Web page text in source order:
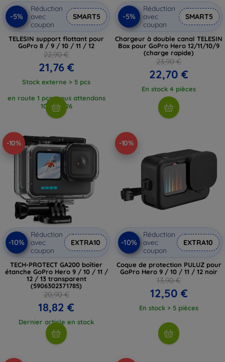
-5%
Réduction
avec
coupon
SMART5
TELESIN support flottant pour
GoPro 8 / 9 / 10 / 11 / 12
22,90 €
21,76 €
Stock externe > 5 pcs
en route 1 pcs, nous attendons
10. 8. 2026
-5%
Réduction
avec
coupon
SMART5
Chargeur à double canal TELESIN
Box pour GoPro Hero 12/11/10/9
(charge rapide)
23,90 €
22,70 €
En stock 4 pièces
-10%
-10%
Réduction
avec
coupon
EXTRA10
TECH-PROTECT GA200 boîtier
étanche GoPro Hero 9 / 10 / 11 /
12 / 13 transparent
(5906302371785)
20,90 €
18,82 €
Dernier article en stock
-10%
-10%
Réduction
avec
coupon
EXTRA10
Coque de protection PULUZ pour
GoPro Hero 9 / 10 / 11 / 12 noir
13,90 €
12,50 €
En stock > 5 pièces